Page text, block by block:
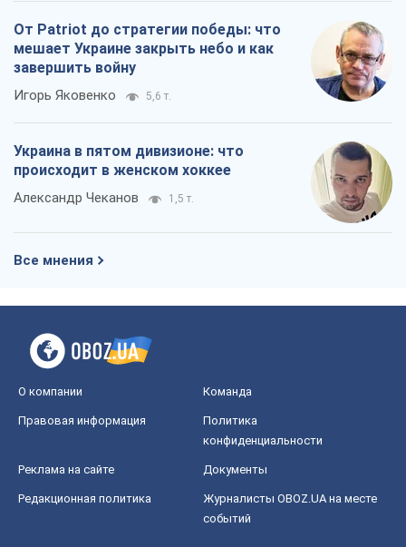
От Patriot до стратегии победы: что
мешает Украине закрыть небо и как
завершить войну
Игорь Яковенко 5,6 т.
Украина в пятом дивизионе: что
происходит в женском хоккее
Александр Чеканов 1,5 т.
Все мнения
О компании Команда
Правовая информация
Политика
конфиденциальности
Реклама на сайте Документы
Редакционная политика
Журналисты OBOZ.UA на месте
событий